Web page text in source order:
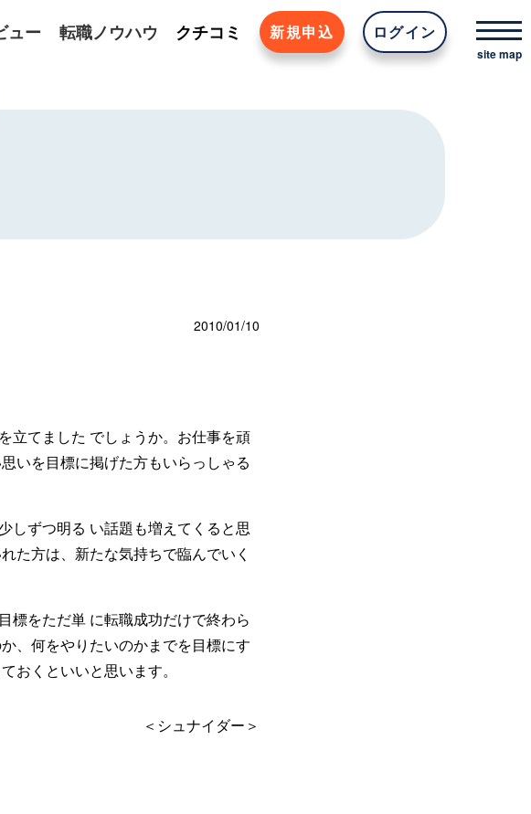
ュー 転職ノウハウ クチコミ 新規申込 ログイン
2010/01/10
立てました でしょうか。お仕事を頑
いを目標に掲げた方もいらっしゃる
しずつ明る い話題も増えてくると思
た方は、新たな気持ちで臨んでいく
標をただ単 に転職成功だけで終わら
、何をやりたいのかまでを目標にす
おくといいと思います。
＜シュナイダー＞